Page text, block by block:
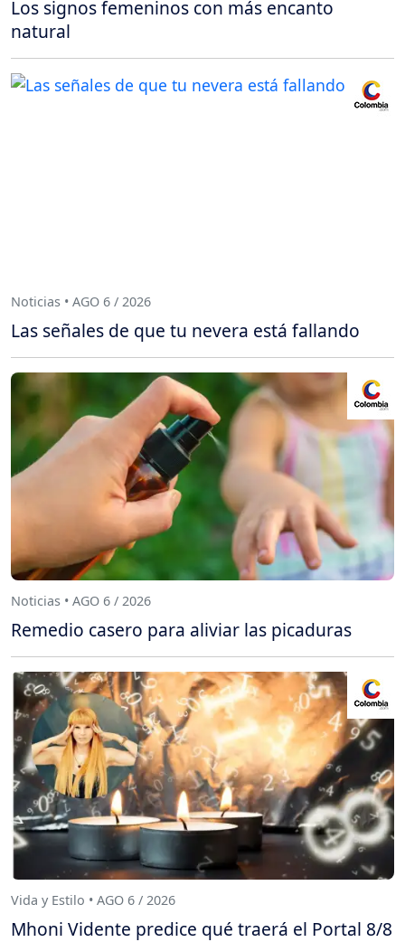
Los signos femeninos con más encanto
natural
Noticias • AGO 6 / 2026
Las señales de que tu nevera está fallando
Noticias • AGO 6 / 2026
Remedio casero para aliviar las picaduras
Vida y Estilo • AGO 6 / 2026
Mhoni Vidente predice qué traerá el Portal 8/8